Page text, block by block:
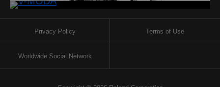
Privacy Policy Terms of Use
Worldwide Social Network